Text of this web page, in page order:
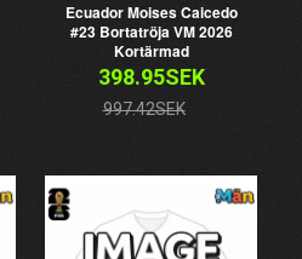
Ecuador Moises Caicedo
#23 Bortatröja VM 2026
Kortärmad
398.95SEK
997.42SEK